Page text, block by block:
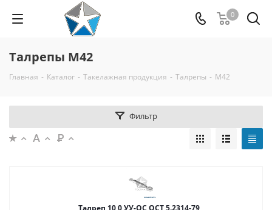
0
Талрепы М42
Главная - Каталог - Такелажная продукция - Талрепы - М42
Фильтр
Талреп 10,0 УУ-ОС ОСТ 5.2314-79